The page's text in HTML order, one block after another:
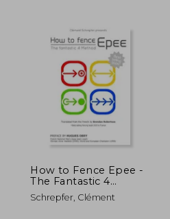
How to Fence Epee -
The Fantastic 4
Method (en Inglés)
Schrepfer, Clément